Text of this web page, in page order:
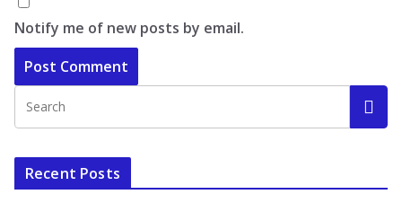
Notify me of new posts by email.
Recent Posts